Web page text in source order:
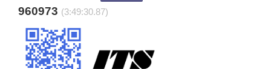
960973 (3:49:32.7)